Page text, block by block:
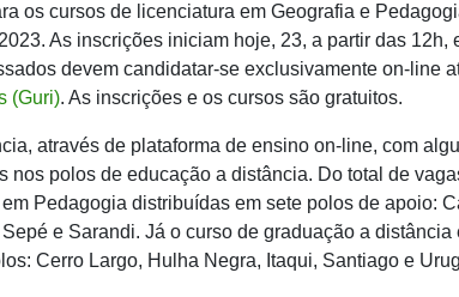
os cursos de licenciatura em Geografia e
As inscrições iniciam hoje, 23, a partir das 12h,
devem candidatar-se exclusivamente on-line
(Guri). As inscrições e os cursos são gratuitos.
através de plataforma de ensino on-line, com
nos polos de educação a distância. Do total de
Pedagogia distribuídas em sete polos de apoio:
e Sarandi. Já o curso de graduação a
Cerro Largo, Hulha Negra, Itaqui, Santiago e